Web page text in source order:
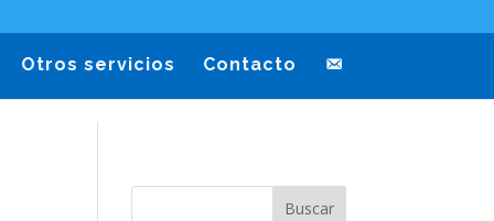
Otros servicios Contacto
Buscar